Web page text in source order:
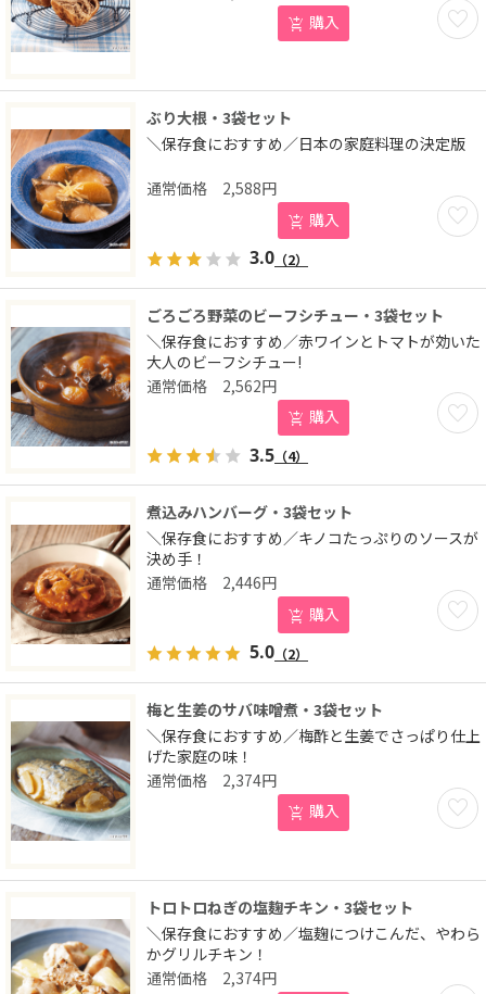
お気
購入
ぶり大根・3袋セット
＼保存食におすすめ／日本の家庭料理の決定版
お気
2,588円
購入
3.0 （2）
ごろごろ野菜のビーフシチュー・3袋セット
＼保存食におすすめ／赤ワインとトマトが効いた
大人のビーフシチュー!
お気
2,562円
購入
3.5 （4）
煮込みハンバーグ・3袋セット
＼保存食におすすめ／キノコたっぷりのソースが
決め手！
お気
2,446円
購入
5.0 （2）
梅と生姜のサバ味噌煮・3袋セット
＼保存食におすすめ／梅酢と生姜でさっぱり仕上
げた家庭の味！
お気
2,374円
購入
トロトロねぎの塩麹チキン・3袋セット
＼保存食におすすめ／塩麹につけこんだ、やわら
かグリルチキン！
2,374円